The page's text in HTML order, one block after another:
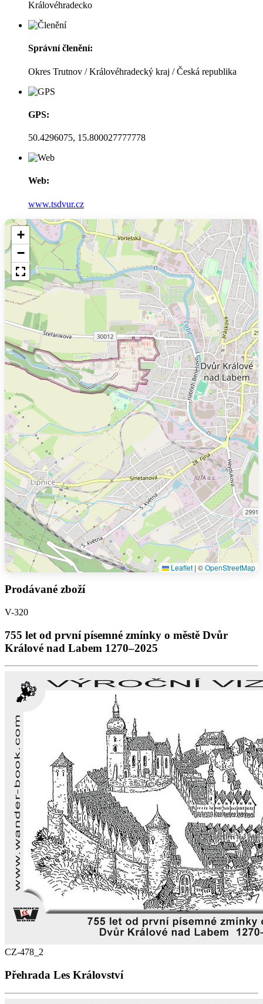
Královéhradecko
Správní členění:
Okres Trutnov / Královéhradecký kraj / Česká republika
GPS:
50.4296075, 15.800027777778
Web:
www.tsdvur.cz
+
−
Leaflet | ©OpenStreetMap
Prodávané zboží
V-320
755 let od první písemné zmínky o městě Dvůr
Králové nad Labem 1270–2025
CZ-478_2
Přehrada Les Království